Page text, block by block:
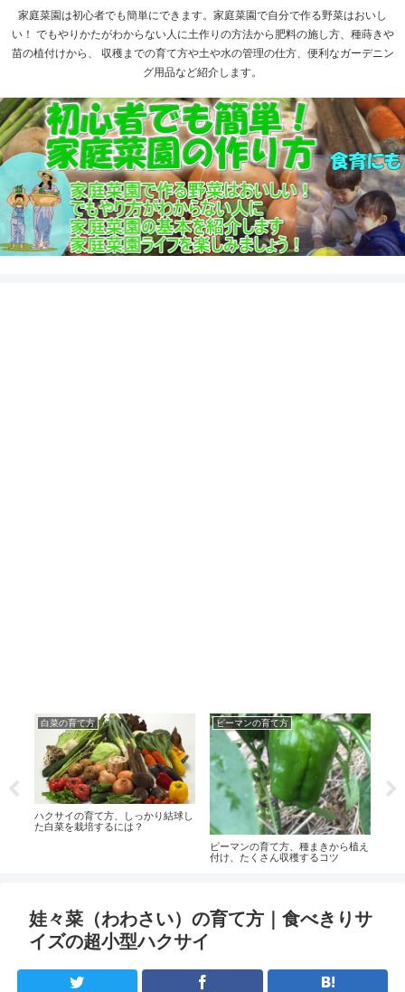
家庭菜園は初心者でも簡単にできます。家庭菜園で自分で作る野菜はおいし
い！ でもやりかたがわからない人に土作りの方法から肥料の施し方、種蒔きや
苗の植付けから、 収穫までの育て方や土や水の管理の仕方、便利なガーデニン
グ用品など紹介します。
白菜の育て方
ハクサイの育て方、しっかり結球し
た白菜を栽培するには？
ピーマンの育て方
ピーマンの育て方、種まきから植え
付け、たくさん収穫するコツ
娃々菜（わわさい）の育て方｜食べきりサ
イズの超小型ハクサイ